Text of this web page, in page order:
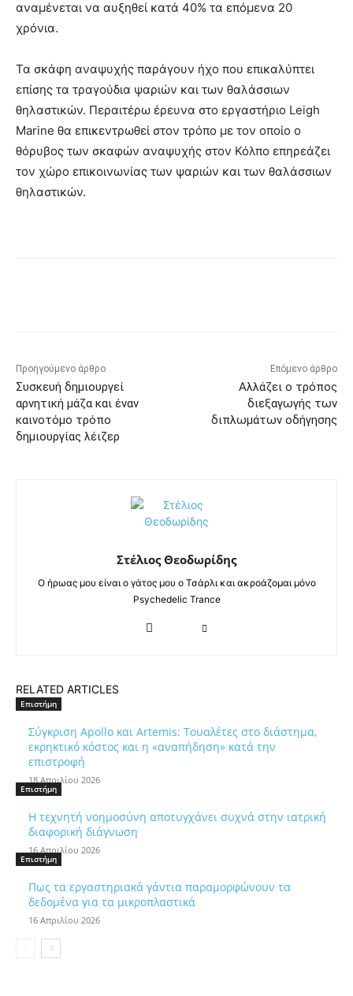
αναμένεται να αυξηθεί κατά 40% τα επόμενα 20
χρόνια.
Τα σκάφη αναψυχής παράγουν ήχο που επικαλύπτει
επίσης τα τραγούδια ψαριών και των θαλάσσιων
θηλαστικών. Περαιτέρω έρευνα στο εργαστήριο Leigh
Marine θα επικεντρωθεί στον τρόπο με τον οποίο ο
θόρυβος των σκαφών αναψυχής στον Κόλπο επηρεάζει
τον χώρο επικοινωνίας των ψαριών και των θαλάσσιων
θηλαστικών.
Προηγούμενο άρθρο
Συσκευή δημιουργεί
αρνητική μάζα και έναν
καινοτόμο τρόπο
δημιουργίας λέιζερ
Επόμενο άρθρο
Αλλάζει ο τρόπος
διεξαγωγής των
διπλωμάτων οδήγησης
Στέλιος Θεοδωρίδης
Ο ήρωας μου είναι ο γάτος μου ο Τσάρλι και ακροάζομαι μόνο
Psychedelic Trance
RELATED ARTICLES
Επιστήμη
Σύγκριση Apollo και Artemis: Τουαλέτες στο διάστημα,
εκρηκτικό κόστος και η «αναπήδηση» κατά την
επιστροφή
18 Απριλίου 2026
Επιστήμη
Η τεχνητή νοημοσύνη αποτυγχάνει συχνά στην ιατρική
διαφορική διάγνωση
16 Απριλίου 2026
Επιστήμη
Πως τα εργαστηριακά γάντια παραμορφώνουν τα
δεδομένα για τα μικροπλαστικά
16 Απριλίου 2026